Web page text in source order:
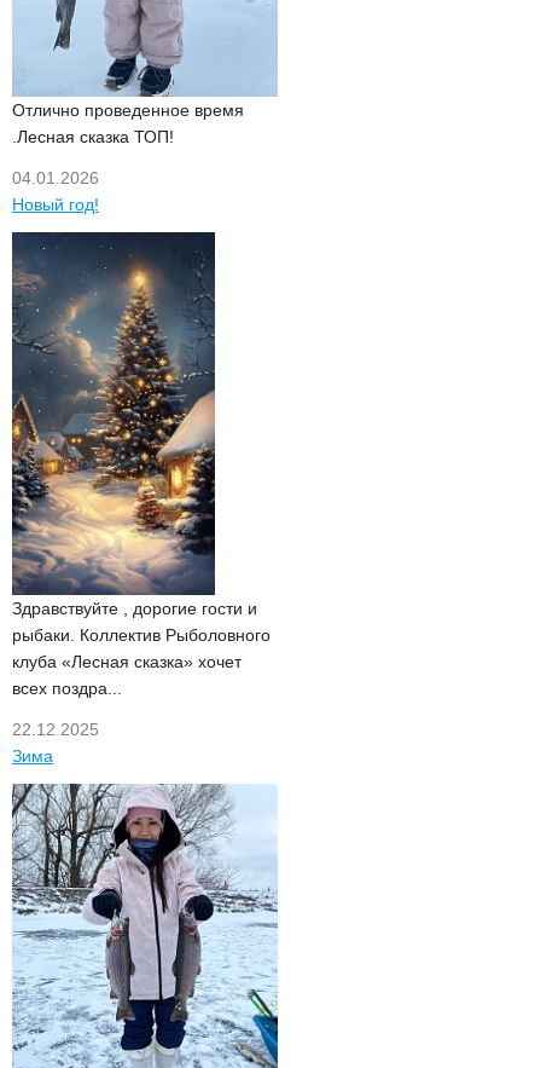
Отлично проведенное время
.Лесная сказка ТОП!
04.01.2026
Новый год!
Здравствуйте , дорогие гости и
рыбаки. Коллектив Рыболовного
клуба «Лесная сказка» хочет
всех поздра...
22.12.2025
Зима